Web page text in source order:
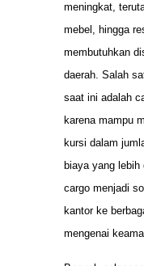
meningkat,
mebel, hingga
membutuhkan
daerah. Salah
saat ini adalah
karena mampu
kursi dalam
biaya yang
cargo menjadi
kantor ke
mengenai